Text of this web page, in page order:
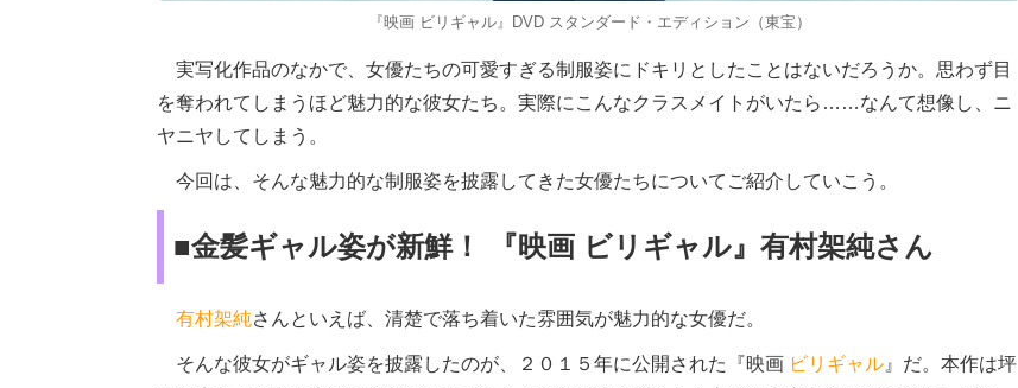
『映画 ビリギャル』DVD スタンダード・エディション（東宝）
実写化作品のなかで、女優たちの可愛すぎる制服姿にドキリとしたことはないだろうか。思わず目
を奪われてしまうほど魅力的な彼女たち。実際にこんなクラスメイトがいたら……なんて想像し、ニ
ヤニヤしてしまう。
今回は、そんな魅力的な制服姿を披露してきた女優たちについてご紹介していこう。
■金髪ギャル姿が新鮮！ 『映画 ビリギャル』有村架純さん
有村架純さんといえば、清楚で落ち着いた雰囲気が魅力的な女優だ。
そんな彼女がギャル姿を披露したのが、２０１５年に公開された『映画 ビリギャル 』だ。本作は坪